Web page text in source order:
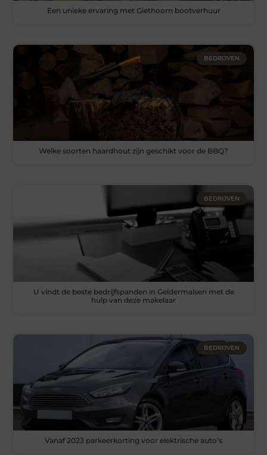
Een unieke ervaring met Giethoorn bootverhuur
BEDRIJVEN
Welke soorten haardhout zijn geschikt voor de BBQ?
BEDRIJVEN
U vindt de beste bedrijfspanden in Geldermalsen met de
hulp van deze makelaar
BEDRIJVEN
Vanaf 2023 parkeerkorting voor elektrische auto’s